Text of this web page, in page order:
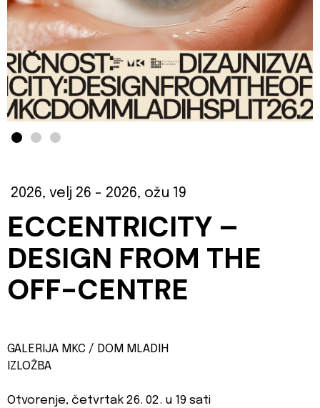
2026, velj 26 - 2026, ožu 19
ECCENTRICITY –
DESIGN FROM THE
OFF-CENTRE
GALERIJA MKC / DOM MLADIH
IZLOŽBA
Otvorenje, četvrtak 26. 02. u 19 sati